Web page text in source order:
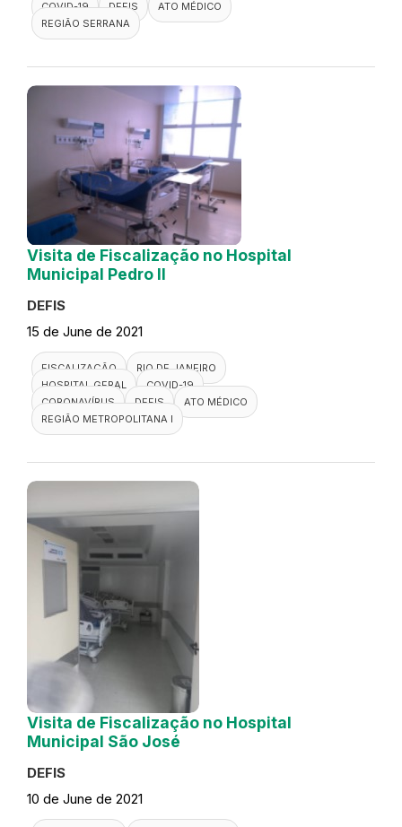
COVID-19 DEFIS
ATO MÉDICO
REGIÃO SERRANA
Visita de Fiscalização no Hospital
Municipal Pedro II
DEFIS
15 de June de 2021
FISCALIZAÇÃO
RIO DE JANEIRO
HOSPITAL GERAL
COVID-19
CORONAVÍRUS
DEFIS
ATO MÉDICO
REGIÃO METROPOLITANA I
Visita de Fiscalização no Hospital
Municipal São José
DEFIS
10 de June de 2021